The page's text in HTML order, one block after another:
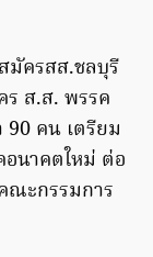
ครสส.ชลบุรี
ส.ส. พรรค
คน เตรียม
อนาคตใหม่ ต่อ
ณะกรรมการ